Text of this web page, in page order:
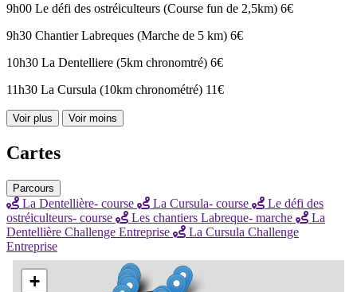
9h00 Le défi des ostréiculteurs (Course fun de 2,5km) 6€
9h30 Chantier Labreques (Marche de 5 km) 6€
10h30 La Dentelliere (5km chronomtré) 6€
11h30 La Cursula (10km chronométré) 11€
Voir plus Voir moins
Cartes
Parcours
La Dentellière- course La Cursula- course
Le défi des
ostréiculteurs- course
Les chantiers Labreque- marche
La
Dentellière Challenge Entreprise
La Cursula Challenge
Entreprise